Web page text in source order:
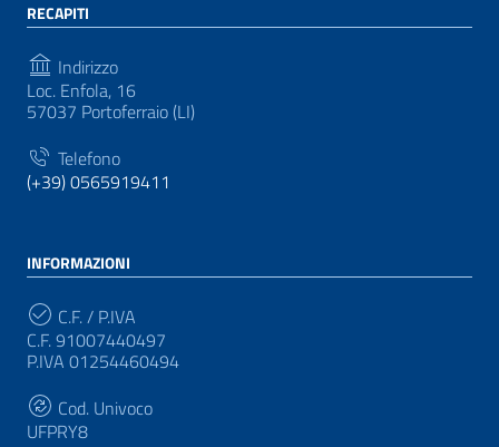
RECAPITI
Indirizzo
Loc. Enfola, 16
57037 Portoferraio (LI)
Telefono
(+39) 0565919411
INFORMAZIONI
C.F. / P.IVA
C.F. 91007440497
P.IVA 01254460494
Cod. Univoco
UFPRY8